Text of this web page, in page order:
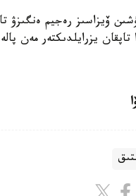
ۆيزاسىز رەجيم ەنگىزۋ
يزرايلدىكتەر مەن